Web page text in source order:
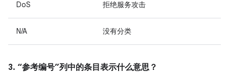
DoS 拒绝服务攻击
N/A 没有分类
3. “参考编号”列中的条目表示什么意思？